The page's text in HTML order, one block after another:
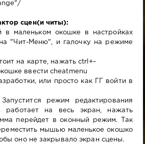
сцен(и читы):
в маленьком окошке в настройках
на "Чит-Меню", и галочку на режиме
на карте, нажать ctrl+~
ввести cheatmenu
или просто как ГГ войти в
режим редактирования
работает на весь экран, нажать
перейдет в оконный режим. Так
мышью маленькое окошко
оно не закрывало экран сцены.